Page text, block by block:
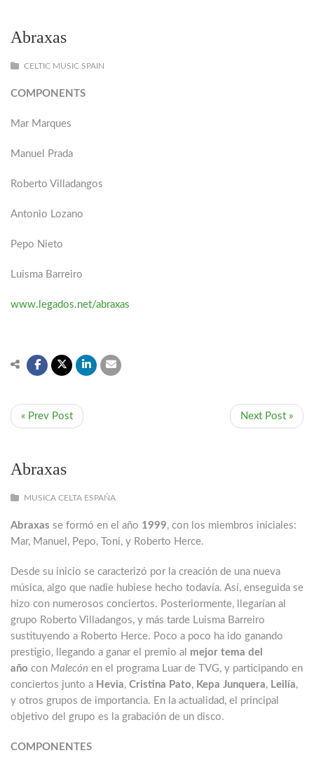
Abraxas
CELTIC MUSIC SPAIN
COMPONENTS
Mar Marques
Manuel Prada
Roberto Villadangos
Antonio Lozano
Pepo Nieto
Luisma Barreiro
www.legados.net/abraxas
« Prev Post Next Post »
Abraxas
MUSICA CELTA ESPAÑA
Abraxas se formó en el año 1999, con los miembros iniciales:
Mar, Manuel, Pepo, Toni, y Roberto Herce.
Desde su inicio se caracterizó por la creación de una nueva
música, algo que nadie hubiese hecho todavía. Así, enseguida se
hizo con numerosos conciertos. Posteriormente, llegarían al
grupo Roberto Villadangos, y más tarde Luisma Barreiro
sustituyendo a Roberto Herce. Poco a poco ha ido ganando
prestigio, llegando a ganar el premio al mejor tema del
año con Malecón en el programa Luar de TVG, y participando en
conciertos junto a Hevia, Cristina Pato, Kepa Junquera, Leilía,
y otros grupos de importancia. En la actualidad, el principal
objetivo del grupo es la grabación de un disco.
COMPONENTES